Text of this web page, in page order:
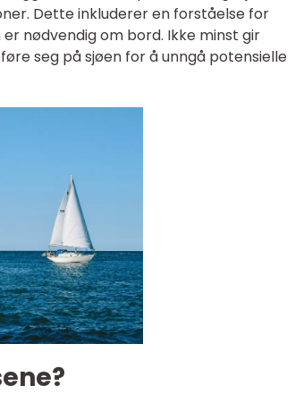
Dette inkluderer en forståelse for
nødvendig om bord. Ikke minst gir
seg på sjøen for å unngå potensielle